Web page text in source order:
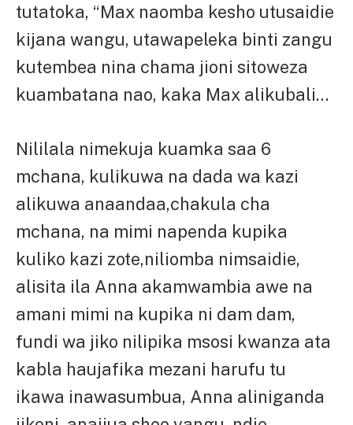
tutatoka, “Max naomba kesho utusaidie
kijana wangu, utawapeleka binti zangu
kutembea nina chama jioni sitoweza
kuambatana nao, kaka Max alikubali…
Nililala nimekuja kuamka saa 6
mchana, kulikuwa na dada wa kazi
alikuwa anaandaa,chakula cha
mchana, na mimi napenda kupika
kuliko kazi zote,niliomba nimsaidie,
alisita ila Anna akamwambia awe na
amani mimi na kupika ni dam dam,
fundi wa jiko nilipika msosi kwanza ata
kabla haujafika mezani harufu tu
ikawa inawasumbua, Anna aliniganda